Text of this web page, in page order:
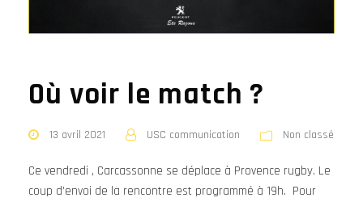
Où voir le match ?
13 avril 2021 USC communication Non classé
Ce vendredi , Carcassonne se déplace à Provence rugby. Le
coup d’envoi de la rencontre est programmé à 19h. Pour